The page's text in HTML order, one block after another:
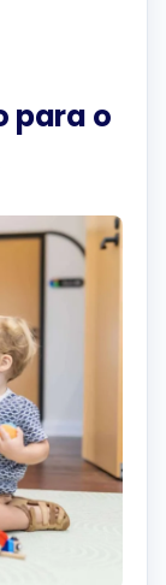
para o